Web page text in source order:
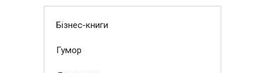
Бізнес-книги
Гумор